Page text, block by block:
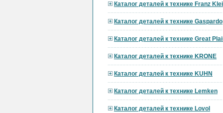
Каталог деталей к технике Franz
Каталог деталей к технике Gaspardo
Каталог деталей к технике Great
Каталог деталей к технике KRONE
Каталог деталей к технике KUHN
Каталог деталей к технике Lemken
Каталог деталей к технике Lovol